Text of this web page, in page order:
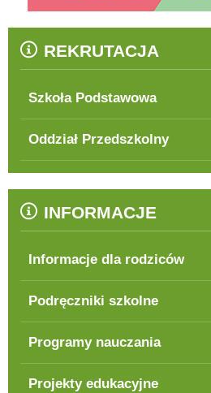
REKRUTACJA
Szkoła Podstawowa
Oddział Przedszkolny
INFORMACJE
Informacje dla rodziców
Podręczniki szkolne
Programy nauczania
Projekty edukacyjne